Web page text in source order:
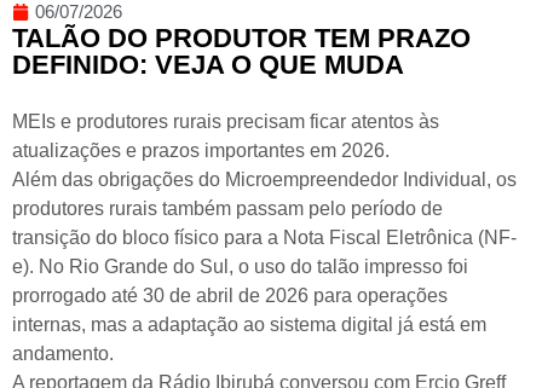
06/07/2026
TALÃO DO PRODUTOR TEM PRAZO
DEFINIDO: VEJA O QUE MUDA
MEIs e produtores rurais precisam ficar atentos às
atualizações e prazos importantes em 2026.
Além das obrigações do Microempreendedor Individual, os
produtores rurais também passam pelo período de
transição do bloco físico para a Nota Fiscal Eletrônica (NF-
e). No Rio Grande do Sul, o uso do talão impresso foi
prorrogado até 30 de abril de 2026 para operações
internas, mas a adaptação ao sistema digital já está em
andamento.
A reportagem da Rádio Ibirubá conversou com Ercio Greff